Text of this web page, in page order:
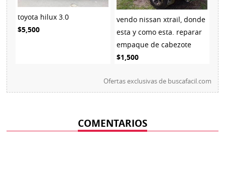
toyota hilux 3.0
$5,500
vendo nissan xtrail, donde
esta y como esta. reparar
empaque de cabezote
$1,500
Ofertas exclusivas de buscafacil.com
COMENTARIOS